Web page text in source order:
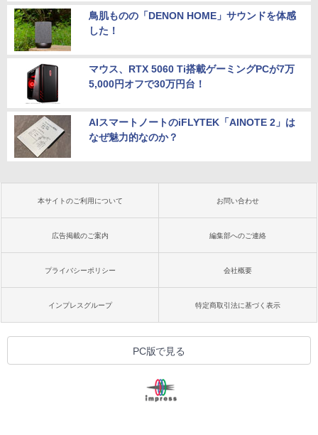
鳥肌ものの「DENON HOME」サウンドを体感
した！
マウス、RTX 5060 Ti搭載ゲーミングPCが7万
5,000円オフで30万円台！
AIスマートノートのiFLYTEK「AINOTE 2」は
なぜ魅力的なのか？
本サイトのご利用について お問い合わせ
広告掲載のご案内 編集部へのご連絡
プライバシーポリシー 会社概要
インプレスグループ 特定商取引法に基づく表示
PC版で見る